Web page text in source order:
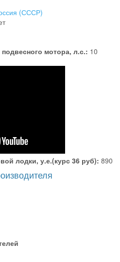
(СССР)
мотора, л.с.: 10
лодки, у.е.(курс 36 руб): 890